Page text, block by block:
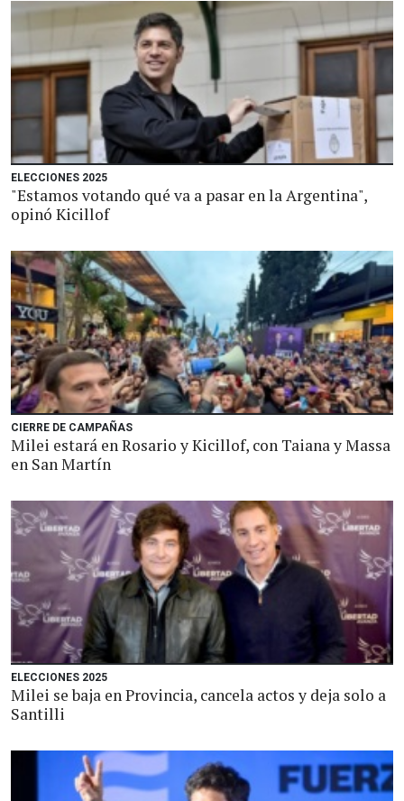
ELECCIONES 2025
"Estamos votando qué va a pasar en la Argentina",
opinó Kicillof
CIERRE DE CAMPAÑAS
Milei estará en Rosario y Kicillof, con Taiana y Massa
en San Martín
ELECCIONES 2025
Milei se baja en Provincia, cancela actos y deja solo a
Santilli